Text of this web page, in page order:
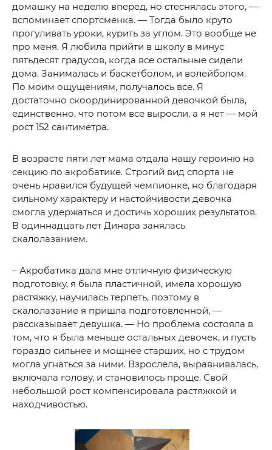
домашку на неделю вперед, но стеснялась этого, —
вспоминает спортсменка. — Тогда было круто
прогуливать уроки, курить за углом. Это вообще не
про меня. Я любила прийти в школу в минус
пятьдесят градусов, когда все остальные сидели
дома. Занималась и баскетболом, и волейболом.
По моим ощущениям, получалось все. Я
достаточно скоординированной девочкой была,
единственно, что потом все выросли, а я нет — мой
рост 152 сантиметра.
В возрасте пяти лет мама отдала нашу героиню на
секцию по акробатике. Строгий вид спорта не
очень нравился будущей чемпионке, но благодаря
сильному характеру и настойчивости девочка
смогла удержаться и достичь хороших результатов.
В одиннадцать лет Динара занялась
скалолазанием.
– Акробатика дала мне отличную физическую
подготовку, я была пластичной, имела хорошую
растяжку, научилась терпеть, поэтому в
скалолазание я пришла подготовленной, —
рассказывает девушка. — Но проблема состояла в
том, что я была меньше остальных девочек, и пусть
гораздо сильнее и мощнее старших, но с трудом
могла угнаться за ними. Взрослела, выравнивалась,
включала голову, и становилось проще. Свой
небольшой рост компенсировала растяжкой и
находчивостью.